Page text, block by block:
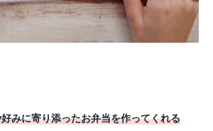
みに寄り添ったお弁当を作ってくれる